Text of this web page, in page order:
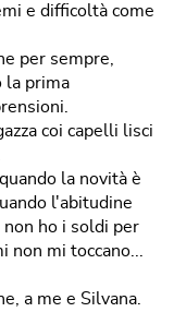
e difficoltà come
per sempre,
la prima
coi capelli lisci
la novità è
l'abitudine
ho i soldi per
mi toccano...
a me e Silvana.